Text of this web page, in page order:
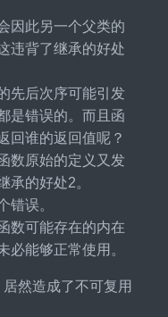
因此另一个父类的
违背了继承的好处
先后次序可能引发
是错误的。而且函
谁的返回值呢？
数原始的定义又发
承的好处2。
错误。
数可能存在的内在
必能够正常使用。
然造成了不可复用